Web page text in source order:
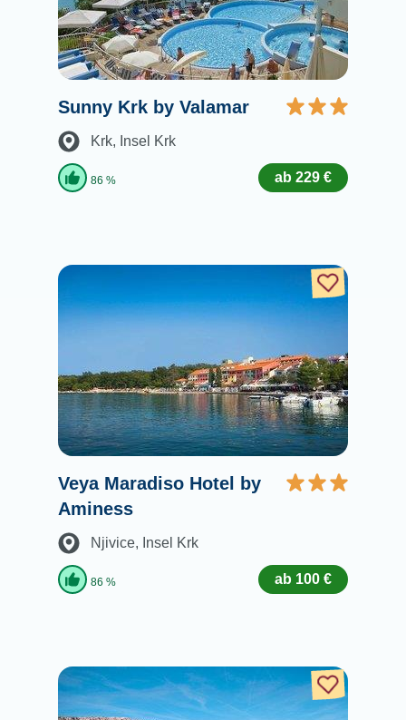
Sunny Krk by Valamar
Krk, Insel Krk
86 % ab 229 €
Veya Maradiso Hotel by
Aminess
Njivice, Insel Krk
86 % ab 100 €